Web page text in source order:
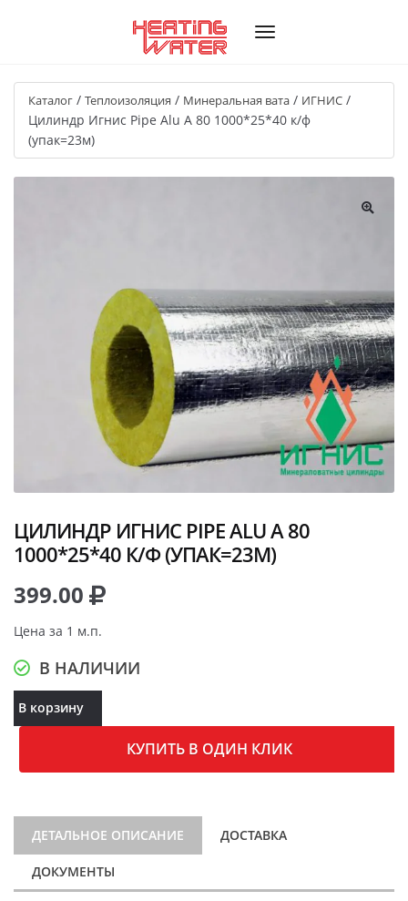
Каталог / Теплоизоляция / Минеральная вата / ИГНИС /
Цилиндр Игнис Pipe Alu A 80 1000*25*40 к/ф
(упак=23м)
ЦИЛИНДР ИГНИС PIPE ALU A 80
1000*25*40 К/Ф (УПАК=23М)
399.00
Цена за 1 м.п.
В НАЛИЧИИ
В корзину
КУПИТЬ В ОДИН КЛИК
ДЕТАЛЬНОЕ ОПИСАНИЕ ДОСТАВКА
ДОКУМЕНТЫ